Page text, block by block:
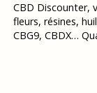
CBD Discounter,
fleurs, résines,
CBG9, CBDX…